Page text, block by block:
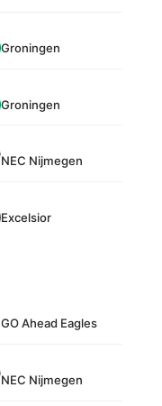
Groningen
Groningen
NEC Nijmegen
Excelsior
GO Ahead Eagles
NEC Nijmegen